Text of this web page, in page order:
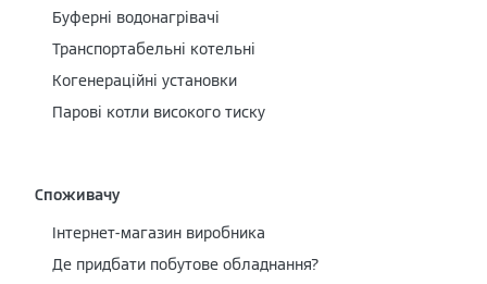
Буферні водонагрівачі
Транспортабельні котельні
Когенераційні установки
Парові котли високого тиску
Споживачу
Інтернет-магазин виробника
Де придбати побутове обладнання?